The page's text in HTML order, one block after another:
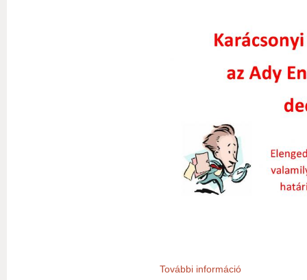
További információ